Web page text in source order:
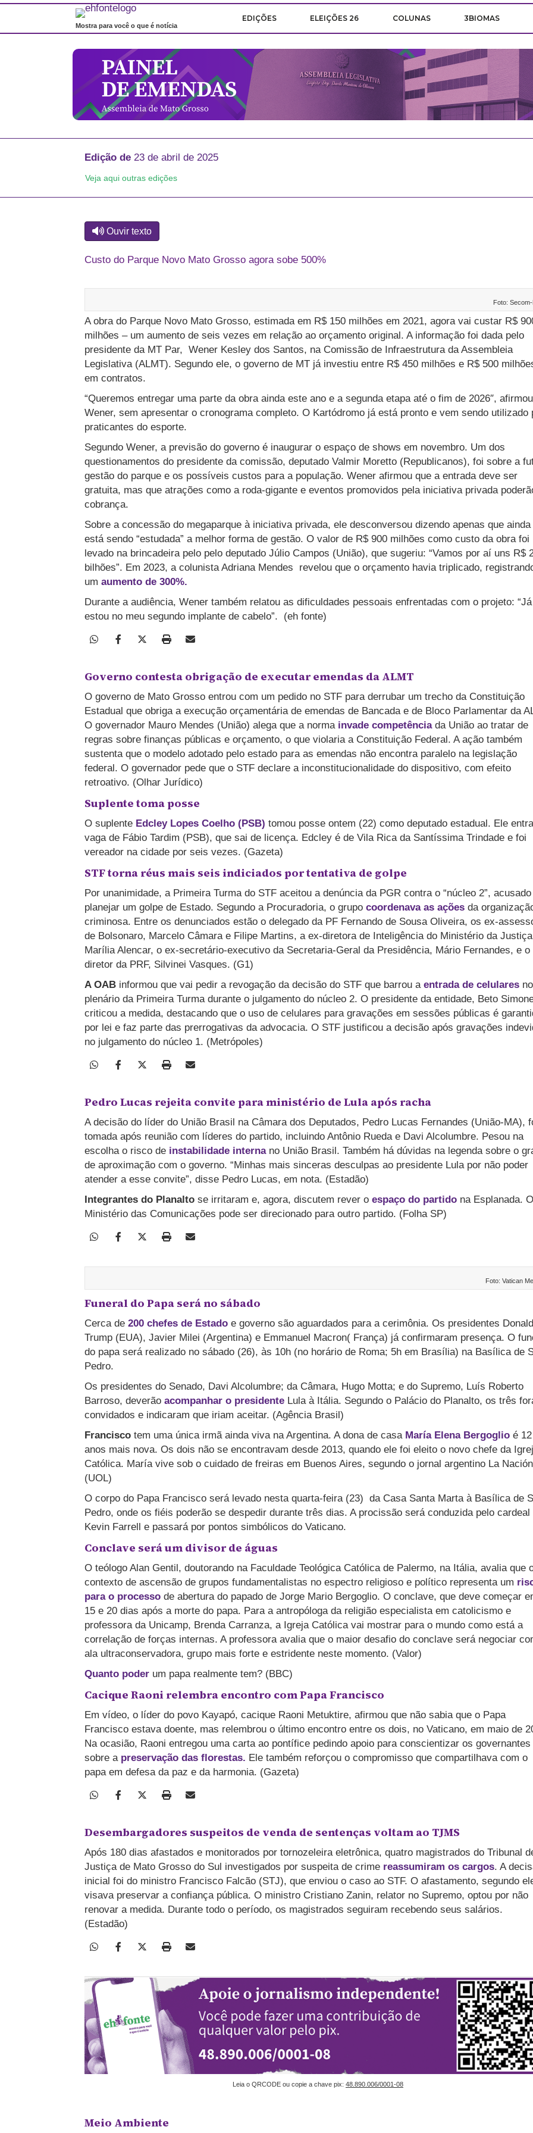
Mostra para você o que é notícia
EDIÇÕES ELEIÇÕES 26 COLUNAS 3BIOMAS
Edição de 23 de abril de 2025
Veja aqui outras edições
Ouvir texto
Custo do Parque Novo Mato Grosso agora sobe 500%
Foto:
A obra do Parque Novo Mato Grosso, estimada em R$ 150 milhões em 2021, agora vai custar R$
milhões – um aumento de seis vezes em relação ao orçamento original. A informação foi dada pelo
presidente da MT Par, Wener Kesley dos Santos, na Comissão de Infraestrutura da Assembleia
Legislativa (ALMT). Segundo ele, o governo de MT já investiu entre R$ 450 milhões e R$ 500
em contratos.
“Queremos entregar uma parte da obra ainda este ano e a segunda etapa até o fim de 2026″, afirmou
Wener, sem apresentar o cronograma completo. O Kartódromo já está pronto e vem sendo utilizado
praticantes do esporte.
Segundo Wener, a previsão do governo é inaugurar o espaço de shows em novembro. Um dos
questionamentos do presidente da comissão, deputado Valmir Moretto (Republicanos), foi sobre a
gestão do parque e os possíveis custos para a população. Wener afirmou que a entrada deve ser
gratuita, mas que atrações como a roda-gigante e eventos promovidos pela iniciativa privada
cobrança.
Sobre a concessão do megaparque à iniciativa privada, ele desconversou dizendo apenas que ainda
está sendo “estudada” a melhor forma de gestão. O valor de R$ 900 milhões como custo da obra foi
levado na brincadeira pelo pelo deputado Júlio Campos (União), que sugeriu: “Vamos por aí uns R$
bilhões”. Em 2023, a colunista Adriana Mendes revelou que o orçamento havia triplicado,
um aumento de 300%.
Durante a audiência, Wener também relatou as dificuldades pessoais enfrentadas com o projeto: “Já
estou no meu segundo implante de cabelo”. (eh fonte)
Governo contesta obrigação de executar emendas da ALMT
O governo de Mato Grosso entrou com um pedido no STF para derrubar um trecho da Constituição
Estadual que obriga a execução orçamentária de emendas de Bancada e de Bloco Parlamentar da
O governador Mauro Mendes (União) alega que a normainvade competênciada União ao tratar de
regras sobre finanças públicas e orçamento, o que violaria a Constituição Federal. A ação também
sustenta que o modelo adotado pelo estado para as emendas não encontra paralelo na legislação
federal. O governador pede que o STF declare a inconstitucionalidade do dispositivo, com efeito
retroativo. (Olhar Jurídico)
Suplente toma posse
O suplente Edcley Lopes Coelho (PSB) tomou posse ontem (22) como deputado estadual. Ele
vaga de Fábio Tardim (PSB), que sai de licença. Edcley é de Vila Rica da Santíssima Trindade e foi
vereador na cidade por seis vezes. (Gazeta)
STF torna réus mais seis indiciados por tentativa de golpe
Por unanimidade, a Primeira Turma do STF aceitou a denúncia da PGR contra o “núcleo 2”,
planejar um golpe de Estado. Segundo a Procuradoria, o grupo coordenava as ações da
criminosa. Entre os denunciados estão o delegado da PF Fernando de Sousa Oliveira, os ex-
de Bolsonaro, Marcelo Câmara e Filipe Martins, a ex-diretora de Inteligência do Ministério da
Marília Alencar, o ex-secretário-executivo da Secretaria-Geral da Presidência, Mário Fernandes, e o
diretor da PRF, Silvinei Vasques. (G1)
A OAB informou que vai pedir a revogação da decisão do STF que barrou a entrada de celulares no
plenário da Primeira Turma durante o julgamento do núcleo 2. O presidente da entidade, Beto
criticou a medida, destacando que o uso de celulares para gravações em sessões públicas é
por lei e faz parte das prerrogativas da advocacia. O STF justificou a decisão após gravações
no julgamento do núcleo 1. (Metrópoles)
Pedro Lucas rejeita convite para ministério de Lula após racha
A decisão do líder do União Brasil na Câmara dos Deputados, Pedro Lucas Fernandes (União-MA),
tomada após reunião com líderes do partido, incluindo Antônio Rueda e Davi Alcolumbre. Pesou na
escolha o risco de instabilidade internano União Brasil. Também há dúvidas na legenda sobre o
de aproximação com o governo. “Minhas mais sinceras desculpas ao presidente Lula por não poder
atender a esse convite”, disse Pedro Lucas, em nota. (Estadão)
Integrantes do Planalto se irritaram e, agora, discutem rever o espaço do partido na Esplanada. O
Ministério das Comunicações pode ser direcionado para outro partido. (Folha SP)
Foto: Vatican
Funeral do Papa será no sábado
Cerca de 200 chefes de Estado e governo são aguardados para a cerimônia. Os presidentes Donald
Trump (EUA), Javier Milei (Argentina) e Emmanuel Macron( França) já confirmaram presença. O
do papa será realizado no sábado (26), às 10h (no horário de Roma; 5h em Brasília) na Basílica de
Pedro.
Os presidentes do Senado, Davi Alcolumbre; da Câmara, Hugo Motta; e do Supremo, Luís Roberto
Barroso, deverão acompanhar o presidente Lula à Itália. Segundo o Palácio do Planalto, os três
convidados e indicaram que iriam aceitar. (Agência Brasil)
Francisco tem uma única irmã ainda viva na Argentina. A dona de casa María Elena Bergoglio é 12
anos mais nova. Os dois não se encontravam desde 2013, quando ele foi eleito o novo chefe da
Católica. María vive sob o cuidado de freiras em Buenos Aires, segundo o jornal argentino La
(UOL)
O corpo do Papa Francisco será levado nesta quarta-feira (23) da Casa Santa Marta à Basílica de
Pedro, onde os fiéis poderão se despedir durante três dias. A procissão será conduzida pelo cardeal
Kevin Farrell e passará por pontos simbólicos do Vaticano.
Conclave será um divisor de águas
O teólogo Alan Gentil, doutorando na Faculdade Teológica Católica de Palermo, na Itália, avalia que
contexto de ascensão de grupos fundamentalistas no espectro religioso e político representa um
para o processo de abertura do papado de Jorge Mario Bergoglio. O conclave, que deve começar
15 e 20 dias após a morte do papa. Para a antropóloga da religião especialista em catolicismo e
professora da Unicamp, Brenda Carranza, a Igreja Católica vai mostrar para o mundo como está a
correlação de forças internas. A professora avalia que o maior desafio do conclave será negociar
ala ultraconservadora, grupo mais forte e estridente neste momento. (Valor)
Quanto poder um papa realmente tem? (BBC)
Cacique Raoni relembra encontro com Papa Francisco
Em vídeo, o líder do povo Kayapó, cacique Raoni Metuktire, afirmou que não sabia que o Papa
Francisco estava doente, mas relembrou o último encontro entre os dois, no Vaticano, em maio de
Na ocasião, Raoni entregou uma carta ao pontífice pedindo apoio para conscientizar os governantes
sobre a preservação das florestas. Ele também reforçou o compromisso que compartilhava com o
papa em defesa da paz e da harmonia. (Gazeta)
Desembargadores suspeitos de venda de sentenças voltam ao TJMS
Após 180 dias afastados e monitorados por tornozeleira eletrônica, quatro magistrados do Tribunal
Justiça de Mato Grosso do Sul investigados por suspeita de crime reassumiram os cargos. A
inicial foi do ministro Francisco Falcão (STJ), que enviou o caso ao STF. O afastamento, segundo
visava preservar a confiança pública. O ministro Cristiano Zanin, relator no Supremo, optou por não
renovar a medida. Durante todo o período, os magistrados seguiram recebendo seus salários.
(Estadão)
Leia o QRCODE ou copie a chave pix: 48.890.006/0001-08
Meio Ambiente